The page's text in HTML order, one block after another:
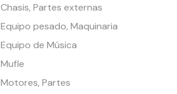
Chasis, Partes externas
Equipo pesado, Maquinaria
Equipo de Música
Mufle
Motores, Partes